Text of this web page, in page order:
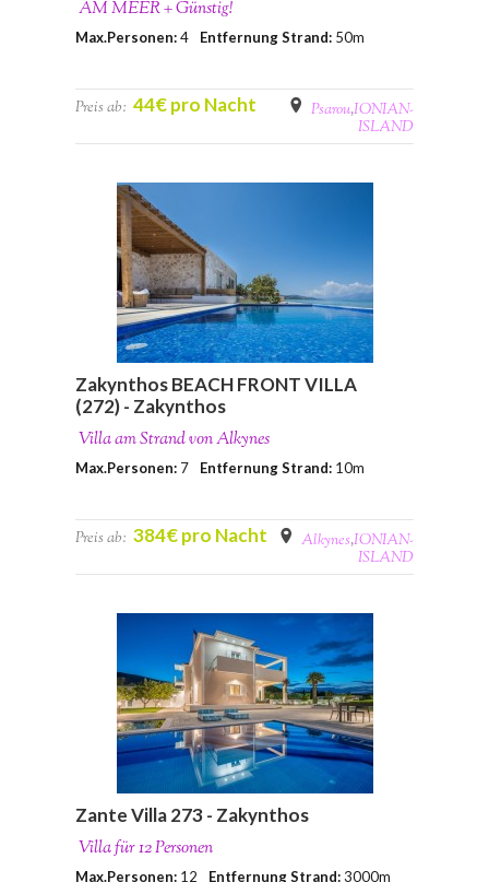
AM MEER + Günstig!
Max.Personen:4 Entfernung Strand: 50m
Preis ab: 44€ pro Nacht Psarou,IONIAN-
ISLAND
Zakynthos BEACH FRONT VILLA
(272) - Zakynthos
Villa am Strand von Alkynes
Max.Personen: 7 Entfernung Strand: 10m
Preis ab: 384€ pro Nacht Alkynes,IONIAN-
ISLAND
Zante Villa 273 - Zakynthos
Villa für 12 Personen
Max.Personen: 12 Entfernung Strand:3000m